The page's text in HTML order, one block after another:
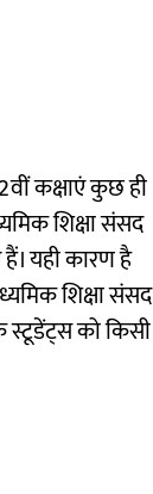
कक्षाएं कुछ ही
शिक्षा संसद
यही कारण है
शिक्षा संसद
स्टूडेंट्स को किसी